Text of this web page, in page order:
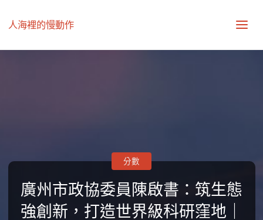
人海裡的慢動作
廣州市政協委員陳啟書：筑生態
強創新，打造世界級科研窪地｜
分數